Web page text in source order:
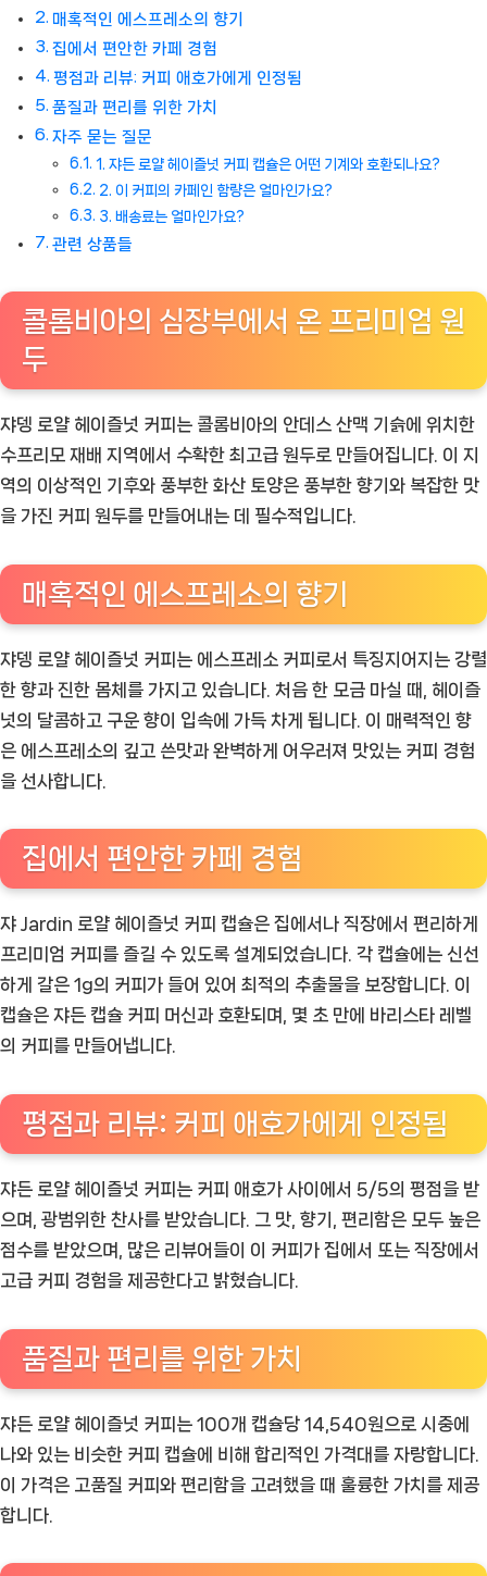
매혹적인 에스프레소의 향기
집에서 편안한 카페 경험
평점과 리뷰: 커피 애호가에게 인정됨
품질과 편리를 위한 가치
자주 묻는 질문
1. 쟈든 로얄 헤이즐넛 커피 캡슐은 어떤 기계와 호환되나요?
2. 이 커피의 카페인 함량은 얼마인가요?
3. 배송료는 얼마인가요?
관련 상품들
콜롬비아의 심장부에서 온 프리미엄 원
두
쟈뎅 로얄 헤이즐넛 커피는 콜롬비아의 안데스 산맥 기슭에 위치한
수프리모 재배 지역에서 수확한 최고급 원두로 만들어집니다. 이 지
역의 이상적인 기후와 풍부한 화산 토양은 풍부한 향기와 복잡한 맛
을 가진 커피 원두를 만들어내는 데 필수적입니다.
매혹적인 에스프레소의 향기
쟈뎅 로얄 헤이즐넛 커피는 에스프레소 커피로서 특징지어지는 강렬
한 향과 진한 몸체를 가지고 있습니다. 처음 한 모금 마실 때, 헤이즐
넛의 달콤하고 구운 향이 입속에 가득 차게 됩니다. 이 매력적인 향
은 에스프레소의 깊고 쓴맛과 완벽하게 어우러져 맛있는 커피 경험
을 선사합니다.
집에서 편안한 카페 경험
쟈 Jardin 로얄 헤이즐넛 커피 캡슐은 집에서나 직장에서 편리하게
프리미엄 커피를 즐길 수 있도록 설계되었습니다. 각 캡슐에는 신선
하게 갈은 1g의 커피가 들어 있어 최적의 추출물을 보장합니다. 이
캡슐은 쟈든 캡슐 커피 머신과 호환되며, 몇 초 만에 바리스타 레벨
의 커피를 만들어냅니다.
평점과 리뷰: 커피 애호가에게 인정됨
쟈든 로얄 헤이즐넛 커피는 커피 애호가 사이에서 5/5의 평점을 받
으며, 광범위한 찬사를 받았습니다. 그 맛, 향기, 편리함은 모두 높은
점수를 받았으며, 많은 리뷰어들이 이 커피가 집에서 또는 직장에서
고급 커피 경험을 제공한다고 밝혔습니다.
품질과 편리를 위한 가치
쟈든 로얄 헤이즐넛 커피는 100개 캡슐당 14,540원으로 시중에
나와 있는 비슷한 커피 캡슐에 비해 합리적인 가격대를 자랑합니다.
이 가격은 고품질 커피와 편리함을 고려했을 때 훌륭한 가치를 제공
합니다.